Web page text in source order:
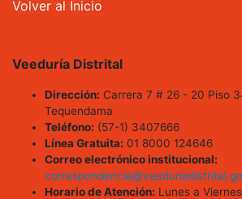
Volver al Inicio
Veeduría Distrital
Dirección: Carrera 7 # 26 - 20 Piso
Tequendama
Teléfono: (57-1) 3407666
Línea Gratuita: 01 8000 124646
Correo electrónico institucional:
Horario de Atención: Lunes a